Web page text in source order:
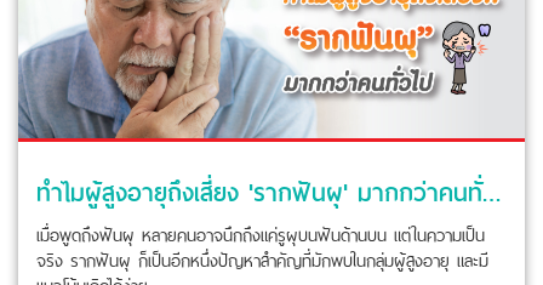
ทำไมผู้สูงอายุถึงเสี่ยง 'รากฟันผุ' มากกว่าคนทั่วไป
เมื่อพูดถึงฟันผุ หลายคนอาจนึกถึงแค่รูผุบนฟันด้านบน แต่ในความเป็น
จริง รากฟันผุ ก็เป็นอีกหนึ่งปัญหาสำคัญที่มักพบในกลุ่มผู้สูงอายุ และมี